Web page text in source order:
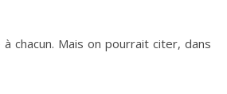
chacun. Mais on pourrait citer, dans